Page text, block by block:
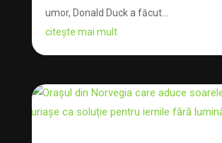
umor, Donald Duck a făcut...
citește mai mult